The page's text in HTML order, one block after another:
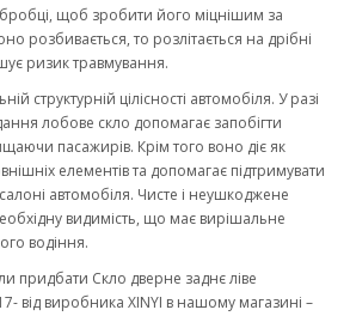
щоб зробити його міцнішим за
розбивається, то розлітається на дрібні
ризик травмування.
структурній цілісності автомобіля. У разі
лобове скло допомагає запобігти
пасажирів. Крім того воно діє як
елементів та допомагає підтримувати
автомобіля. Чисте і неушкоджене
видимість, що має вирішальне
водіння.
придбати Скло дверне заднє ліве
від виробника XINYI в нашому магазині –